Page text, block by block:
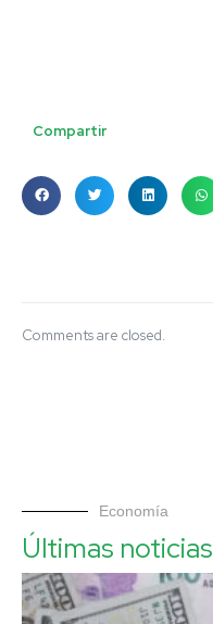
Compartir
Comments are closed.
Economía
Últimas noticias